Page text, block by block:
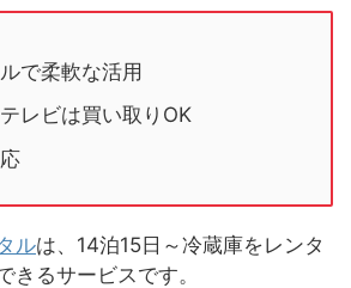
で柔軟な活用
レビは買い取りOK
ルは、14泊15日～冷蔵庫をレンタ
きるサービスです。